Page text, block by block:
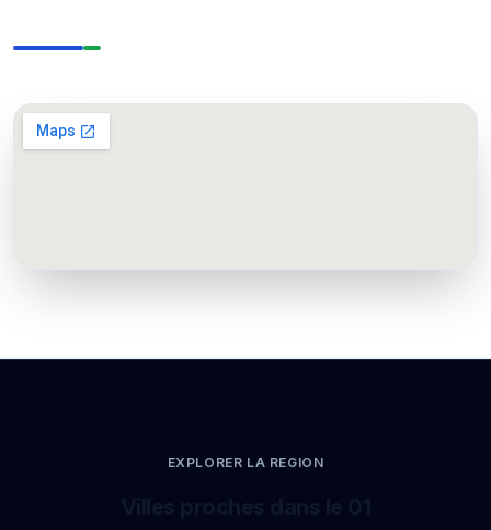
EXPLORER LA REGION